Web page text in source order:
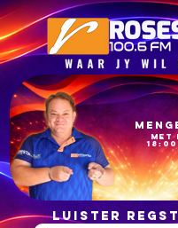
met
Luister